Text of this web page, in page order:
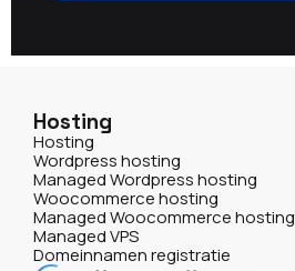
Hosting
Hosting
Wordpress hosting
Managed Wordpress hosting
Woocommerce hosting
Managed Woocommerce hosting
Managed VPS
Domeinnamen registratie